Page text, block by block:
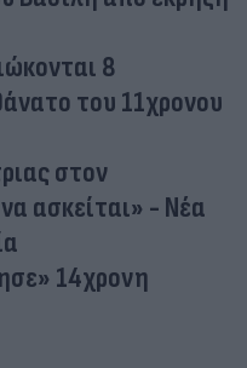
8
του 11χρονου
στον
ασκείται» - Νέα
14χρονη